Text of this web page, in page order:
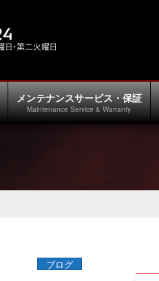
メンテナンスサービス・保証
Maintenance Service & Warranty
ブログ